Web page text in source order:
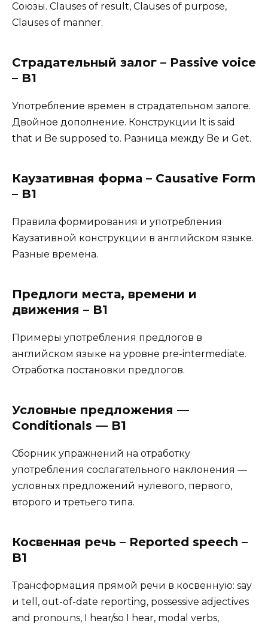
Союзы. Clauses of result, Clauses of purpose,
Clauses of manner.
Страдательный залог – Passive voice
– B1
Употребление времен в страдательном залоге.
Двойное дополнение. Конструкции It is said
that и Be supposed to. Разница между Be и Get.
Каузативная форма – Causative Form
– B1
Правила формирования и употребления
Каузативной конструкции в английском языке.
Разные времена.
Предлоги места, времени и
движения – B1
Примеры употребления предлогов в
английском языке на уровне pre-intermediate.
Отработка постановки предлогов.
Условные предложения —
Conditionals — B1
Сборник упражнений на отработку
употребления сослагательного наклонения —
условных предложений нулевого, первого,
второго и третьего типа.
Косвенная речь – Reported speech –
B1
Трансформация прямой речи в косвенную: say
и tell, out-of-date reporting, possessive adjectives
and pronouns, I hear/so I hear, modal verbs,